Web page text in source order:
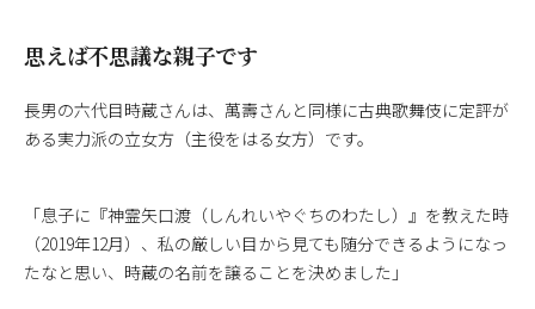
思えば不思議な親子です
長男の六代目時蔵さんは、萬壽さんと同様に古典歌舞伎に定評が
ある実力派の立女方（主役をはる女方）です。
「息子に『神霊矢口渡（しんれいやぐちのわたし）』を教えた時
（2019年12月）、私の厳しい目から見ても随分できるようになっ
たなと思い、時蔵の名前を譲ることを決めました」